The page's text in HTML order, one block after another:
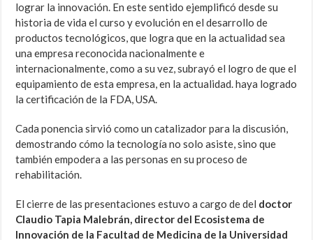
lograr la innovación. En este sentido ejemplificó desde su
historia de vida el curso y evolución en el desarrollo de
productos tecnológicos, que logra que en la actualidad sea
una empresa reconocida nacionalmente e
internacionalmente, como a su vez, subrayó el logro de que el
equipamiento de esta empresa, en la actualidad. haya logrado
la certificación de la FDA, USA.
Cada ponencia sirvió como un catalizador para la discusión,
demostrando cómo la tecnología no solo asiste, sino que
también empodera a las personas en su proceso de
rehabilitación.
El cierre de las presentaciones estuvo a cargo de del doctor
Claudio Tapia Malebrán, director del Ecosistema de
Innovación de la Facultad de Medicina de la Universidad